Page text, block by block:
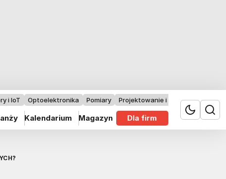
i IoT Optoelektronika Pomiary Projektowanie i badania
Kalendarium Magazyn Dla firm